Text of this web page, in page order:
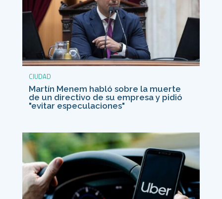
CIUDAD
Martín Menem habló sobre la muerte
de un directivo de su empresa y pidió
"evitar especulaciones"